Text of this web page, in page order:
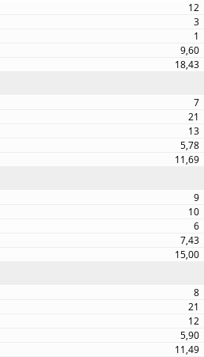
12
3
1
9,60
18,43
7
21
13
5,78
11,69
9
10
6
7,43
15,00
8
21
12
5,90
11,49